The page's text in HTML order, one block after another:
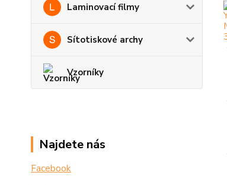
Laminovací filmy
Sítotiskové archy
Vzorníky
Najdete nás
Facebook